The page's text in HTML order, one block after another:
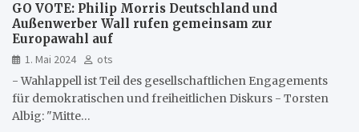
GO VOTE: Philip Morris Deutschland und
Außenwerber Wall rufen gemeinsam zur
Europawahl auf
1. Mai 2024
ots
- Wahlappell ist Teil des gesellschaftlichen Engagements
für demokratischen und freiheitlichen Diskurs - Torsten
Albig: "Mitte…